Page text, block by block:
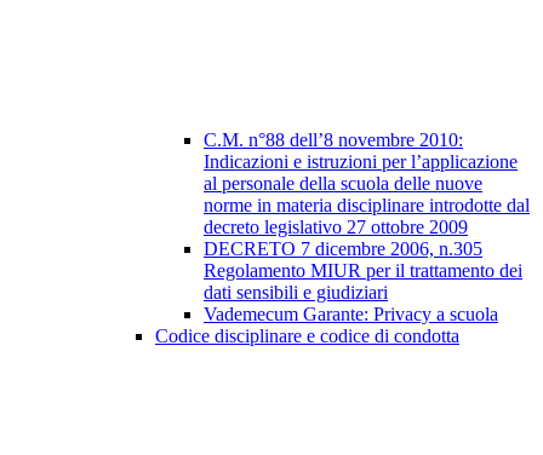
C.M. n°88 dell’8 novembre 2010:
Indicazioni e istruzioni per l’applicazione
al personale della scuola delle nuove
norme in materia disciplinare introdotte dal
decreto legislativo 27 ottobre 2009
DECRETO 7 dicembre 2006, n.305
Regolamento MIUR per il trattamento dei
dati sensibili e giudiziari
Vademecum Garante: Privacy a scuola
Codice disciplinare e codice di condotta